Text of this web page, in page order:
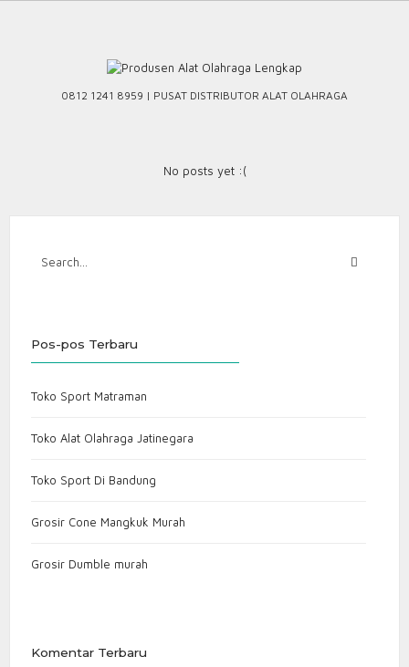
0812 1241 8959 | PUSAT DISTRIBUTOR ALAT OLAHRAGA
No posts yet :(
Pos-pos Terbaru
Toko Sport Matraman
Toko Alat Olahraga Jatinegara
Toko Sport Di Bandung
Grosir Cone Mangkuk Murah
Grosir Dumble murah
Komentar Terbaru